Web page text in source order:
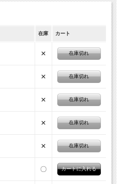
在庫 カート
✕ 在庫切れ
✕ 在庫切れ
✕ 在庫切れ
✕ 在庫切れ
✕ 在庫切れ
〇